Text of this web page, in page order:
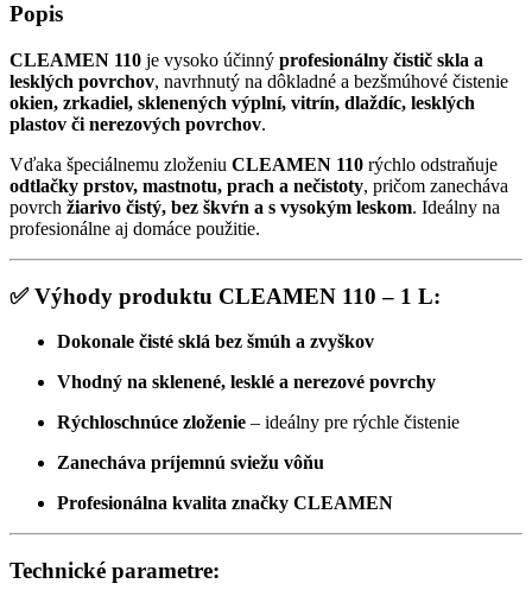
Popis
CLEAMEN 110 je vysoko účinný profesionálny čistič skla a
lesklých povrchov, navrhnutý na dôkladné a bezšmúhové čistenie
okien, zrkadiel, sklenených výplní, vitrín, dlaždíc, lesklých
plastov či nerezových povrchov.
Vďaka špeciálnemu zloženiu CLEAMEN 110 rýchlo odstraňuje
odtlačky prstov, mastnotu, prach a nečistoty, pričom zanecháva
povrch žiarivo čistý, bez škvŕn a s vysokým leskom. Ideálny na
profesionálne aj domáce použitie.
✅Výhody produktu CLEAMEN 110 – 1 L:
Dokonale čisté sklá bez šmúh a zvyškov
Vhodný na sklenené, lesklé a nerezové povrchy
Rýchloschnúce zloženie – ideálny pre rýchle čistenie
Zanecháva príjemnú sviežu vôňu
Profesionálna kvalita značky CLEAMEN
Technické parametre: